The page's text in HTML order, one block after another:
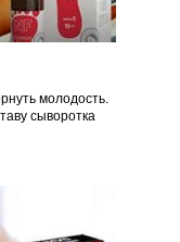
молодость.
сыворотка